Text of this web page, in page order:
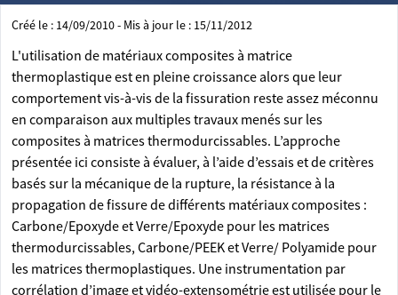
Créé le : 14/09/2010 - Mis à jour le : 15/11/2012
L'utilisation de matériaux composites à matrice
thermoplastique est en pleine croissance alors que leur
comportement vis-à-vis de la fissuration reste assez méconnu
en comparaison aux multiples travaux menés sur les
composites à matrices thermodurcissables. L’approche
présentée ici consiste à évaluer, à l’aide d’essais et de critères
basés sur la mécanique de la rupture, la résistance à la
propagation de fissure de différents matériaux composites :
Carbone/Epoxyde et Verre/Epoxyde pour les matrices
thermodurcissables, Carbone/PEEK et Verre/ Polyamide pour
les matrices thermoplastiques. Une instrumentation par
corrélation d’image et vidéo-extensométrie est utilisée pour le